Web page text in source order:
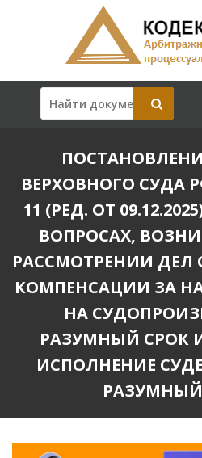
ВЕРХОВНОГО СУДА
11 (РЕД. ОТ
ВОПРОСАХ,
РАССМОТРЕНИИ
КОМПЕНСАЦИИ ЗА
НА
РАЗУМНЫЙ СРОК
ИСПОЛНЕНИЕ